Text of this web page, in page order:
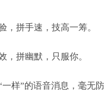
，拼手速，技高一筹。
，拼幽默，只服你。
样”的语音消息，毫无防